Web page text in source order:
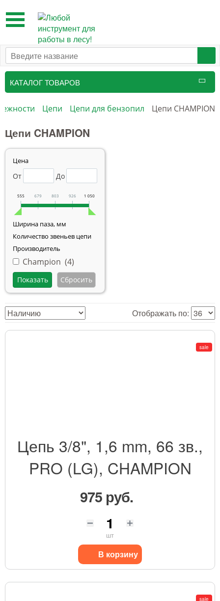
Toggle
navigation
КАТАЛОГ ТОВАРОВ
Таксационный инструмент
Маркировочные средства
Бензоинструмент и
Инструмент лесоруба
Аншлаги противопожарные, панно
аренды, знаки
Тушение лесных пожаров
Одежда для работы в лесу
Снаряжение лесника и егеря
Лесовосстановление
Библиотека лесника
Цепи Цепи для бензопил Цепи CHAMPION
Цепи CHAMPION
Цена
От До
555 679 803 926 1 050
Ширина паза, мм
Количество звеньев цепи
Производитель
Champion (4)
Отображать по:
sale
Цепь 3/8", 1,6 mm, 66 зв.,
PRO (LG), CHAMPION
975 руб.
шт
В корзину
sale